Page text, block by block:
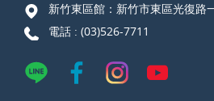
新竹東區館：新竹市東區光復路
電話 : (03)526-7711